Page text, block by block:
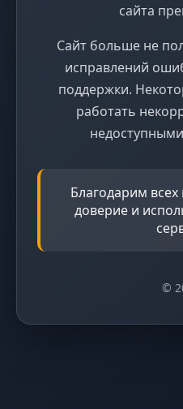
сайта
Сайт больше не
исправлений
поддержки.
работать
Благодарим всех
доверие и
©